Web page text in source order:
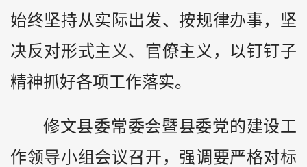
始终坚持从实际出发、按规律办事，坚
决反对形式主义、官僚主义，以钉钉子
精神抓好各项工作落实。
修文县委常委会暨县委党的建设工
作领导小组会议召开，强调要严格对标